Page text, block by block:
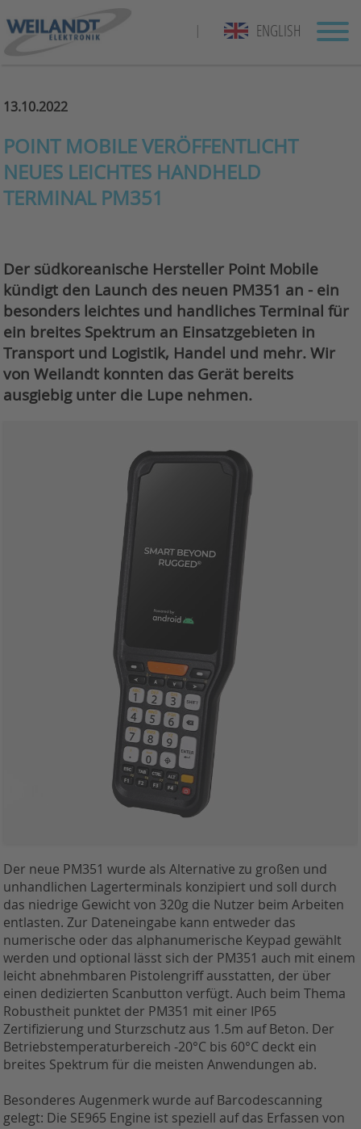
| ENGLISH
13.10.2022
POINT MOBILE VERÖFFENTLICHT
NEUES LEICHTES HANDHELD
TERMINAL PM351
Der südkoreanische Hersteller Point Mobile
kündigt den Launch des neuen PM351 an - ein
besonders leichtes und handliches Terminal für
ein breites Spektrum an Einsatzgebieten in
Transport und Logistik, Handel und mehr. Wir
von Weilandt konnten das Gerät bereits
ausgiebig unter die Lupe nehmen.
Der neue PM351 wurde als Alternative zu großen und
unhandlichen Lagerterminals konzipiert und soll durch
das niedrige Gewicht von 320g die Nutzer beim Arbeiten
entlasten. Zur Dateneingabe kann entweder das
numerische oder das alphanumerische Keypad gewählt
werden und optional lässt sich der PM351 auch mit einem
leicht abnehmbaren Pistolengriff ausstatten, der über
einen dedizierten Scanbutton verfügt. Auch beim Thema
Robustheit punktet der PM351 mit einer IP65
Zertifizierung und Sturzschutz aus 1.5m auf Beton. Der
Betriebstemperaturbereich -20°C bis 60°C deckt ein
breites Spektrum für die meisten Anwendungen ab.
Besonderes Augenmerk wurde auf Barcodescanning
gelegt: Die SE965 Engine ist speziell auf das Erfassen von